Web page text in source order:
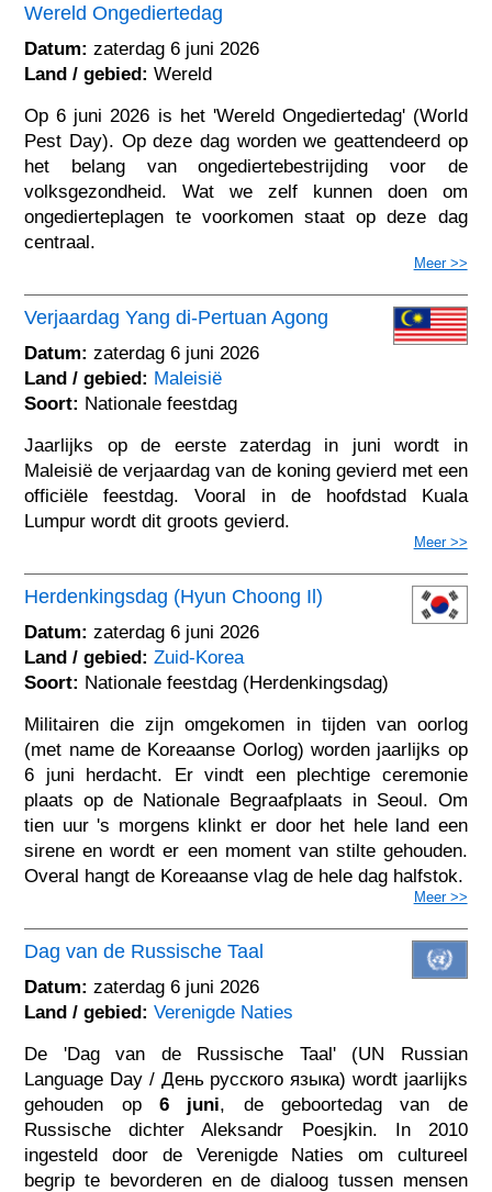
Wereld Ongediertedag
Datum: zaterdag 6 juni 2026
Land / gebied: Wereld
Op 6 juni 2026 is het 'Wereld Ongediertedag' (World
Pest Day). Op deze dag worden we geattendeerd op
het belang van ongediertebestrijding voor de
volksgezondheid. Wat we zelf kunnen doen om
ongedierteplagen te voorkomen staat op deze dag
centraal.
Meer >>
Verjaardag Yang di-Pertuan Agong
Datum: zaterdag 6 juni 2026
Land / gebied: Maleisië
Soort: Nationale feestdag
Jaarlijks op de eerste zaterdag in juni wordt in
Maleisië de verjaardag van de koning gevierd met een
officiële feestdag. Vooral in de hoofdstad Kuala
Lumpur wordt dit groots gevierd.
Meer >>
Herdenkingsdag (Hyun Choong Il)
Datum: zaterdag 6 juni 2026
Land / gebied: Zuid-Korea
Soort: Nationale feestdag (Herdenkingsdag)
Militairen die zijn omgekomen in tijden van oorlog
(met name de Koreaanse Oorlog) worden jaarlijks op
6 juni herdacht. Er vindt een plechtige ceremonie
plaats op de Nationale Begraafplaats in Seoul. Om
tien uur 's morgens klinkt er door het hele land een
sirene en wordt er een moment van stilte gehouden.
Overal hangt de Koreaanse vlag de hele dag halfstok.
Meer >>
Dag van de Russische Taal
Datum: zaterdag 6 juni 2026
Land / gebied: Verenigde Naties
De 'Dag van de Russische Taal' (UN Russian
Language Day / День русского языка) wordt jaarlijks
gehouden op6 juni, de geboortedag van de
Russische dichter Aleksandr Poesjkin. In 2010
ingesteld door de Verenigde Naties om cultureel
begrip te bevorderen en de dialoog tussen mensen